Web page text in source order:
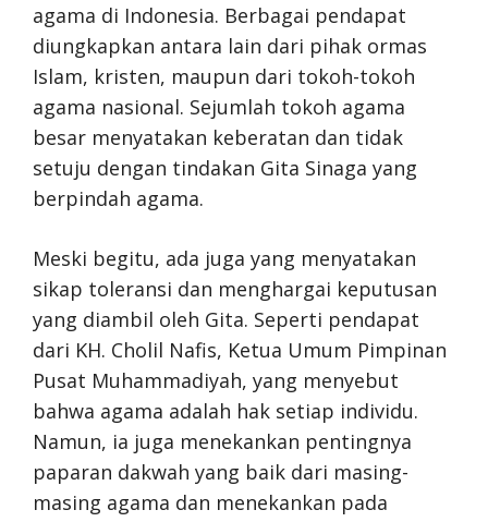
agama di Indonesia. Berbagai pendapat
diungkapkan antara lain dari pihak ormas
Islam, kristen, maupun dari tokoh-tokoh
agama nasional. Sejumlah tokoh agama
besar menyatakan keberatan dan tidak
setuju dengan tindakan Gita Sinaga yang
berpindah agama.
Meski begitu, ada juga yang menyatakan
sikap toleransi dan menghargai keputusan
yang diambil oleh Gita. Seperti pendapat
dari KH. Cholil Nafis, Ketua Umum Pimpinan
Pusat Muhammadiyah, yang menyebut
bahwa agama adalah hak setiap individu.
Namun, ia juga menekankan pentingnya
paparan dakwah yang baik dari masing-
masing agama dan menekankan pada